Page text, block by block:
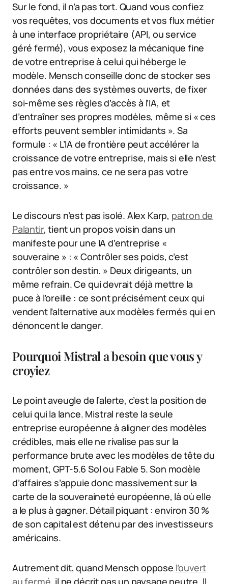
Sur le fond, il n’a pas tort. Quand vous confiez
vos requêtes, vos documents et vos flux métier
à une interface propriétaire (API, ou service
géré fermé), vous exposez la mécanique fine
de votre entreprise à celui qui héberge le
modèle. Mensch conseille donc de stocker ses
données dans des systèmes ouverts, de fixer
soi-même ses règles d’accès à l’IA, et
d’entraîner ses propres modèles, même si « ces
efforts peuvent sembler intimidants ». Sa
formule : « L’IA de frontière peut accélérer la
croissance de votre entreprise, mais si elle n’est
pas entre vos mains, ce ne sera pas votre
croissance. »
Le discours n’est pas isolé. Alex Karp, patron de
Palantir, tient un propos voisin dans un
manifeste pour une IA d’entreprise «
souveraine » : « Contrôler ses poids, c’est
contrôler son destin. » Deux dirigeants, un
même refrain. Ce qui devrait déjà mettre la
puce à l’oreille : ce sont précisément ceux qui
vendent l’alternative aux modèles fermés qui en
dénoncent le danger.
Pourquoi Mistral a besoin que vous y
croyiez
Le point aveugle de l’alerte, c’est la position de
celui qui la lance. Mistral reste la seule
entreprise européenne à aligner des modèles
crédibles, mais elle ne rivalise pas sur la
performance brute avec les modèles de tête du
moment, GPT-5.6 Sol ou Fable 5. Son modèle
d’affaires s’appuie donc massivement sur la
carte de la souveraineté européenne, là où elle
a le plus à gagner. Détail piquant : environ 30 %
de son capital est détenu par des investisseurs
américains.
Autrement dit, quand Mensch oppose l’ouvert